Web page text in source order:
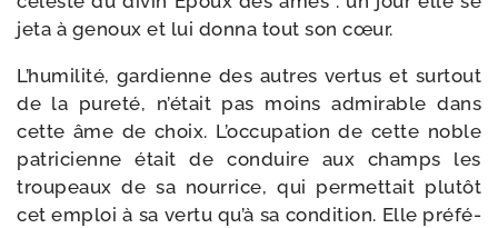
jeta à genoux et lui don­na tout son cœur.
L’humilité, gar­dienne des autres ver­tus et sur­tout
de la pure­té, n’était pas moins admi­rable dans
cette âme de choix. L’occupation de cette noble
patri­cienne était de conduire aux champs les
trou­peaux de sa nour­rice, qui per­met­tait plu­tôt
cet emploi à sa ver­tu qu’à sa condi­tion. Elle pré­fé­